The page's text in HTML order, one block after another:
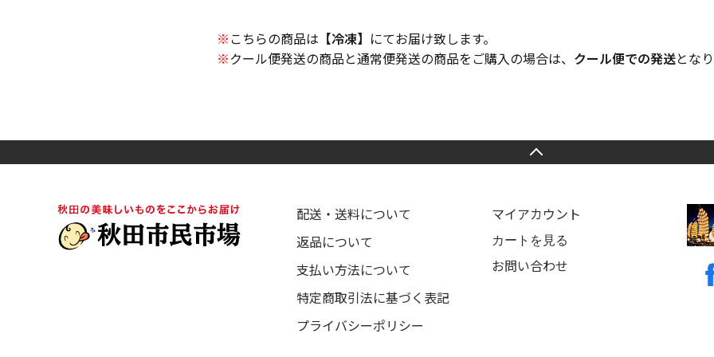
※こちらの商品は 【冷凍】 にてお届け致します。
※クール便発送の商品と通常便発送の商品をご購入の場合は、 クール便での発送とな
配送・送料について
返品について
支払い方法について
特定商取引法に基づく表記
プライバシーポリシー
マイアカウント
カートを見る
お問い合わせ